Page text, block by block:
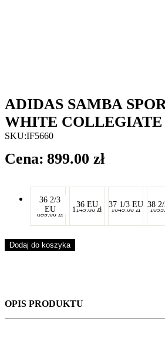
ADIDAS SAMBA
WHITE COLLEGIATE
899.00 zł
-
36 2/3
EU
-
899.00 zł
-
36 EU
-
1149.00zł
-
37 1/3 EU
-
1049.00zł
38
Dodaj do koszyka
SKU:IF5660
OPIS PRODUKTU